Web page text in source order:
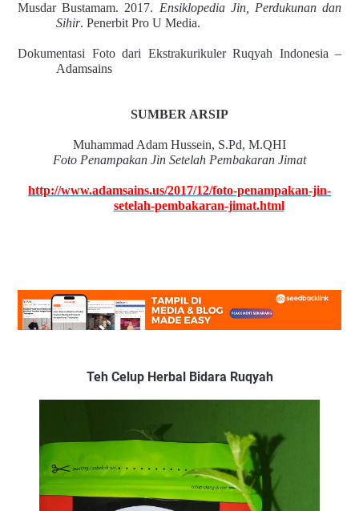
Musdar Bustamam. 2017. Ensiklopedia Jin, Perdukunan dan
Sihir. Penerbit Pro U Media.
Dokumentasi Foto dari Ekstrakurikuler Ruqyah Indonesia –
Adamsains
SUMBER ARSIP
Muhammad Adam Hussein, S.Pd, M.QHI
Foto Penampakan Jin Setelah Pembakaran Jimat
http://www.adamsains.us/2017/12/foto-penampakan-jin-
setelah-pembakaran-jimat.html
Teh Celup Herbal Bidara Ruqyah